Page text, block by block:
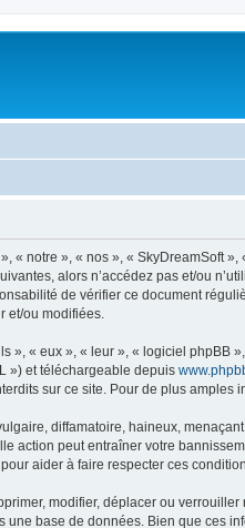
« notre », « nos », « SkyDreamSoft
alors n’accédez pas et/ou
de vérifier ce document
et/ou modifiées.
», « eux », « leur », « logiciel
») et téléchargeable depuis
sur ce site. Pour de plus amples
diffamatoire, haineux,
action peut entraîner votre
aider à faire respecter ces
modifier, déplacer ou
base de données. Bien que ces